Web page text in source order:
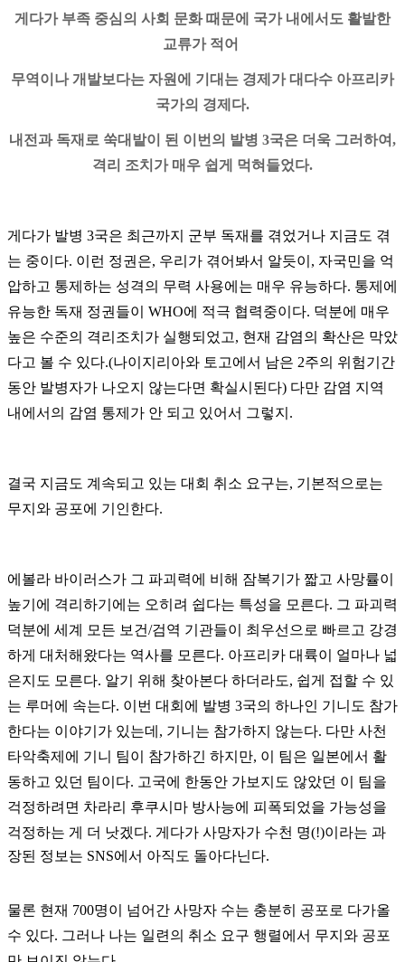
게다가 부족 중심의 사회 문화 때문에 국가 내에서도 활발한
교류가 적어
무역이나 개발보다는 자원에 기대는 경제가 대다수 아프리카
국가의 경제다.
내전과 독재로 쑥대밭이 된 이번의 발병 3국은 더욱 그러하여,
격리 조치가 매우 쉽게 먹혀들었다.
게다가 발병 3국은 최근까지 군부 독재를 겪었거나 지금도 겪
는 중이다. 이런 정권은, 우리가 겪어봐서 알듯이, 자국민을 억
압하고 통제하는 성격의 무력 사용에는 매우 유능하다. 통제에
유능한 독재 정권들이 WHO에 적극 협력중이다. 덕분에 매우
높은 수준의 격리조치가 실행되었고, 현재 감염의 확산은 막았
다고 볼 수 있다.(나이지리아와 토고에서 남은 2주의 위험기간
동안 발병자가 나오지 않는다면 확실시된다) 다만 감염 지역
내에서의 감염 통제가 안 되고 있어서 그렇지.
결국 지금도 계속되고 있는 대회 취소 요구는, 기본적으로는
무지와 공포에 기인한다.
에볼라 바이러스가 그 파괴력에 비해 잠복기가 짧고 사망률이
높기에 격리하기에는 오히려 쉽다는 특성을 모른다. 그 파괴력
덕분에 세계 모든 보건/검역 기관들이 최우선으로 빠르고 강경
하게 대처해왔다는 역사를 모른다. 아프리카 대륙이 얼마나 넓
은지도 모른다. 알기 위해 찾아본다 하더라도, 쉽게 접할 수 있
는 루머에 속는다. 이번 대회에 발병 3국의 하나인 기니도 참가
한다는 이야기가 있는데, 기니는 참가하지 않는다. 다만 사천
타악축제에 기니 팀이 참가하긴 하지만, 이 팀은 일본에서 활
동하고 있던 팀이다. 고국에 한동안 가보지도 않았던 이 팀을
걱정하려면 차라리 후쿠시마 방사능에 피폭되었을 가능성을
걱정하는 게 더 낫겠다. 게다가 사망자가 수천 명(!)이라는 과
장된 정보는 SNS에서 아직도 돌아다닌다.
물론 현재 700명이 넘어간 사망자 수는 충분히 공포로 다가올
수 있다. 그러나 나는 일련의 취소 요구 행렬에서 무지와 공포